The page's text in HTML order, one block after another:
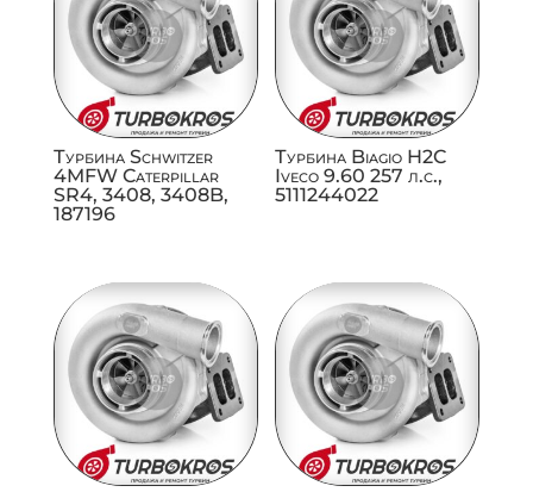
Турбина Schwitzer
4MFW Caterpillar
SR4, 3408, 3408B,
187196
Турбина Biagio H2C
Iveco 9.60 257 л.с.,
5111244022